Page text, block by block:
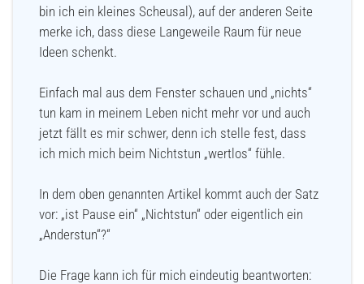
bin ich ein kleines Scheusal), auf der anderen Seite
merke ich, dass diese Langeweile Raum für neue
Ideen schenkt.
Einfach mal aus dem Fenster schauen und „nichts“
tun kam in meinem Leben nicht mehr vor und auch
jetzt fällt es mir schwer, denn ich stelle fest, dass
ich mich mich beim Nichtstun „wertlos“ fühle.
In dem oben genannten Artikel kommt auch der Satz
vor: „ist Pause ein“ „Nichtstun“ oder eigentlich ein
„Anderstun“?“
Die Frage kann ich für mich eindeutig beantworten: